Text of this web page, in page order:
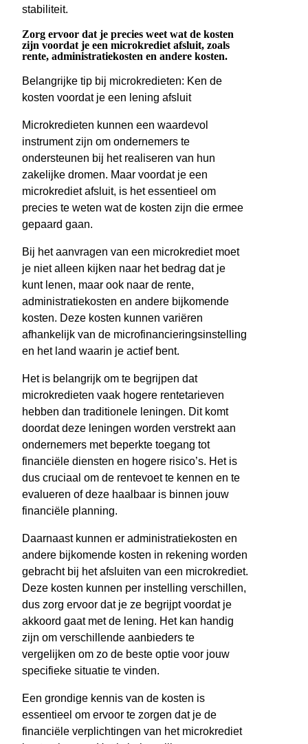
stabiliteit.
Zorg ervoor dat je precies weet wat de kosten
zijn voordat je een microkrediet afsluit, zoals
rente, administratiekosten en andere kosten.
Belangrijke tip bij microkredieten: Ken de
kosten voordat je een lening afsluit
Microkredieten kunnen een waardevol
instrument zijn om ondernemers te
ondersteunen bij het realiseren van hun
zakelijke dromen. Maar voordat je een
microkrediet afsluit, is het essentieel om
precies te weten wat de kosten zijn die ermee
gepaard gaan.
Bij het aanvragen van een microkrediet moet
je niet alleen kijken naar het bedrag dat je
kunt lenen, maar ook naar de rente,
administratiekosten en andere bijkomende
kosten. Deze kosten kunnen variëren
afhankelijk van de microfinancieringsinstelling
en het land waarin je actief bent.
Het is belangrijk om te begrijpen dat
microkredieten vaak hogere rentetarieven
hebben dan traditionele leningen. Dit komt
doordat deze leningen worden verstrekt aan
ondernemers met beperkte toegang tot
financiële diensten en hogere risico’s. Het is
dus cruciaal om de rentevoet te kennen en te
evalueren of deze haalbaar is binnen jouw
financiële planning.
Daarnaast kunnen er administratiekosten en
andere bijkomende kosten in rekening worden
gebracht bij het afsluiten van een microkrediet.
Deze kosten kunnen per instelling verschillen,
dus zorg ervoor dat je ze begrijpt voordat je
akkoord gaat met de lening. Het kan handig
zijn om verschillende aanbieders te
vergelijken om zo de beste optie voor jouw
specifieke situatie te vinden.
Een grondige kennis van de kosten is
essentieel om ervoor te zorgen dat je de
financiële verplichtingen van het microkrediet